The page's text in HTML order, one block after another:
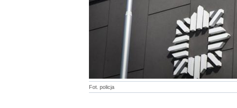
Fot. policja